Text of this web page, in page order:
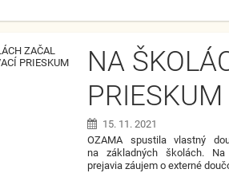
NA
PRIESKUM
15. 11. 2021
OZAMA spustila vlastný
na základných školách.
prejavia záujem o externé